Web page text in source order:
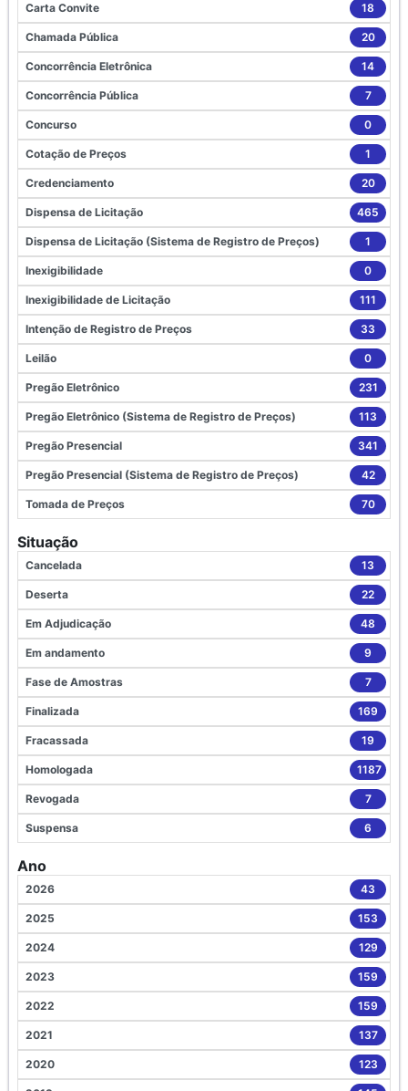
Carta Convite 18
Chamada Pública 20
Concorrência Eletrônica 14
Concorrência Pública 7
Concurso 0
Cotação de Preços 1
Credenciamento 20
Dispensa de Licitação 465
Dispensa de Licitação (Sistema de Registro de Preços) 1
Inexigibilidade 0
Inexigibilidade de Licitação 111
Intenção de Registro de Preços 33
Leilão 0
Pregão Eletrônico 231
Pregão Eletrônico (Sistema de Registro de Preços) 113
Pregão Presencial 341
Pregão Presencial (Sistema de Registro de Preços) 42
Tomada de Preços 70
Situação
Cancelada 13
Deserta 22
Em Adjudicação 48
Em andamento 9
Fase de Amostras 7
Finalizada 169
Fracassada 19
Homologada 1187
Revogada 7
Suspensa 6
Ano
2026 43
2025 153
2024 129
2023 159
2022 159
2021 137
2020 123